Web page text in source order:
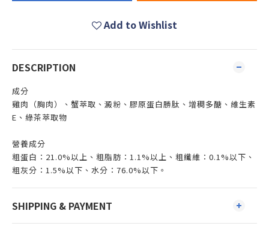
Add to Wishlist
DESCRIPTION
成分
雞肉（胸肉）、蟹萃取、澱粉、膠原蛋白勝肽、增稠多醣、維生素
E、綠茶萃取物
營養成分
粗蛋白：21.0%以上、粗脂肪：1.1%以上、粗纖維：0.1%以下、
粗灰分：1.5%以下、水分：76.0%以下。
SHIPPING & PAYMENT